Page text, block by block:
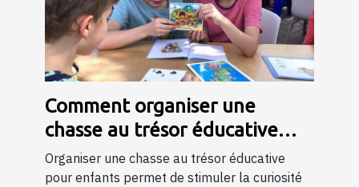
Comment organiser une
chasse au trésor éducative
pour enfants
Organiser une chasse au trésor éducative
pour enfants permet de stimuler la curiosité